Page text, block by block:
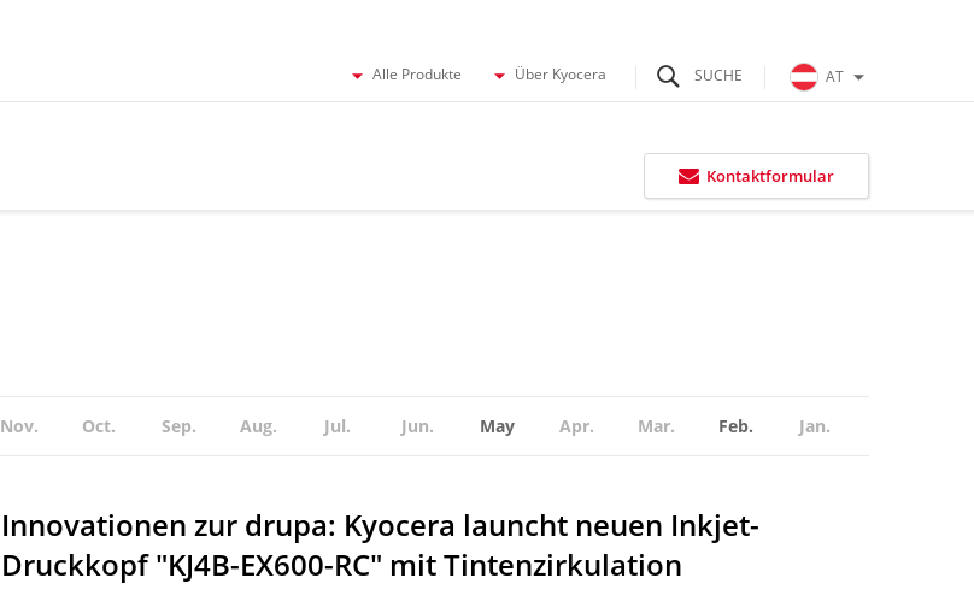
Alle Produkte Über Kyocera AT
Kontaktformular
Nov. Oct. Sep. Aug. Jul. Jun. May Apr. Mar. Feb. Jan.
Innovationen zur drupa: Kyocera launcht neuen Inkjet-
Druckkopf "KJ4B-EX600-RC" mit Tintenzirkulation